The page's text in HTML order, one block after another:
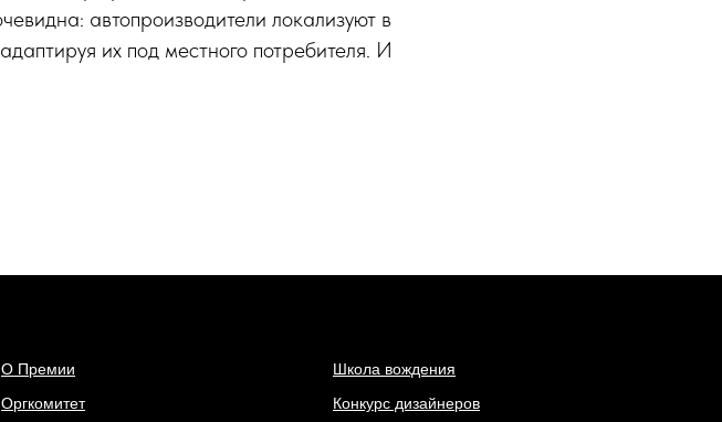
автопроизводители локализуют в
их под местного потребителя. И
О Премии
Оргкомитет
Школа вождения
Конкурс дизайнеров